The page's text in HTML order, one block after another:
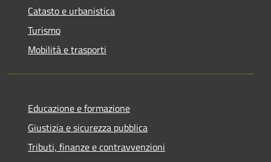
Catasto e urbanistica
Turismo
Mobilità e trasporti
Educazione e formazione
Giustizia e sicurezza pubblica
Tributi, finanze e contravvenzioni